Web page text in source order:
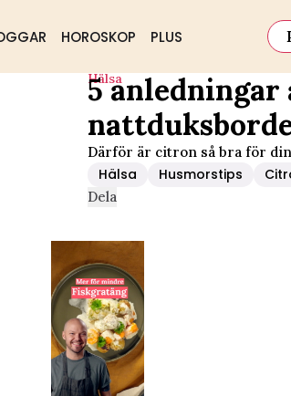
HOROSKOP PLUS
Hälsa
5
Därför är citron så bra för
Hälsa Husmorstips
Dela